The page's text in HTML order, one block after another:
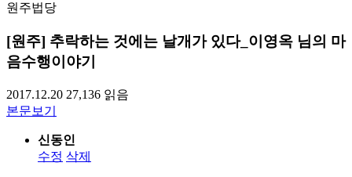
원주법당
[원주] 추락하는 것에는 날개가 있다_이영옥 님의 마
음수행이야기
2017.12.20 27,136 읽음
본문보기
신동인
수정 삭제